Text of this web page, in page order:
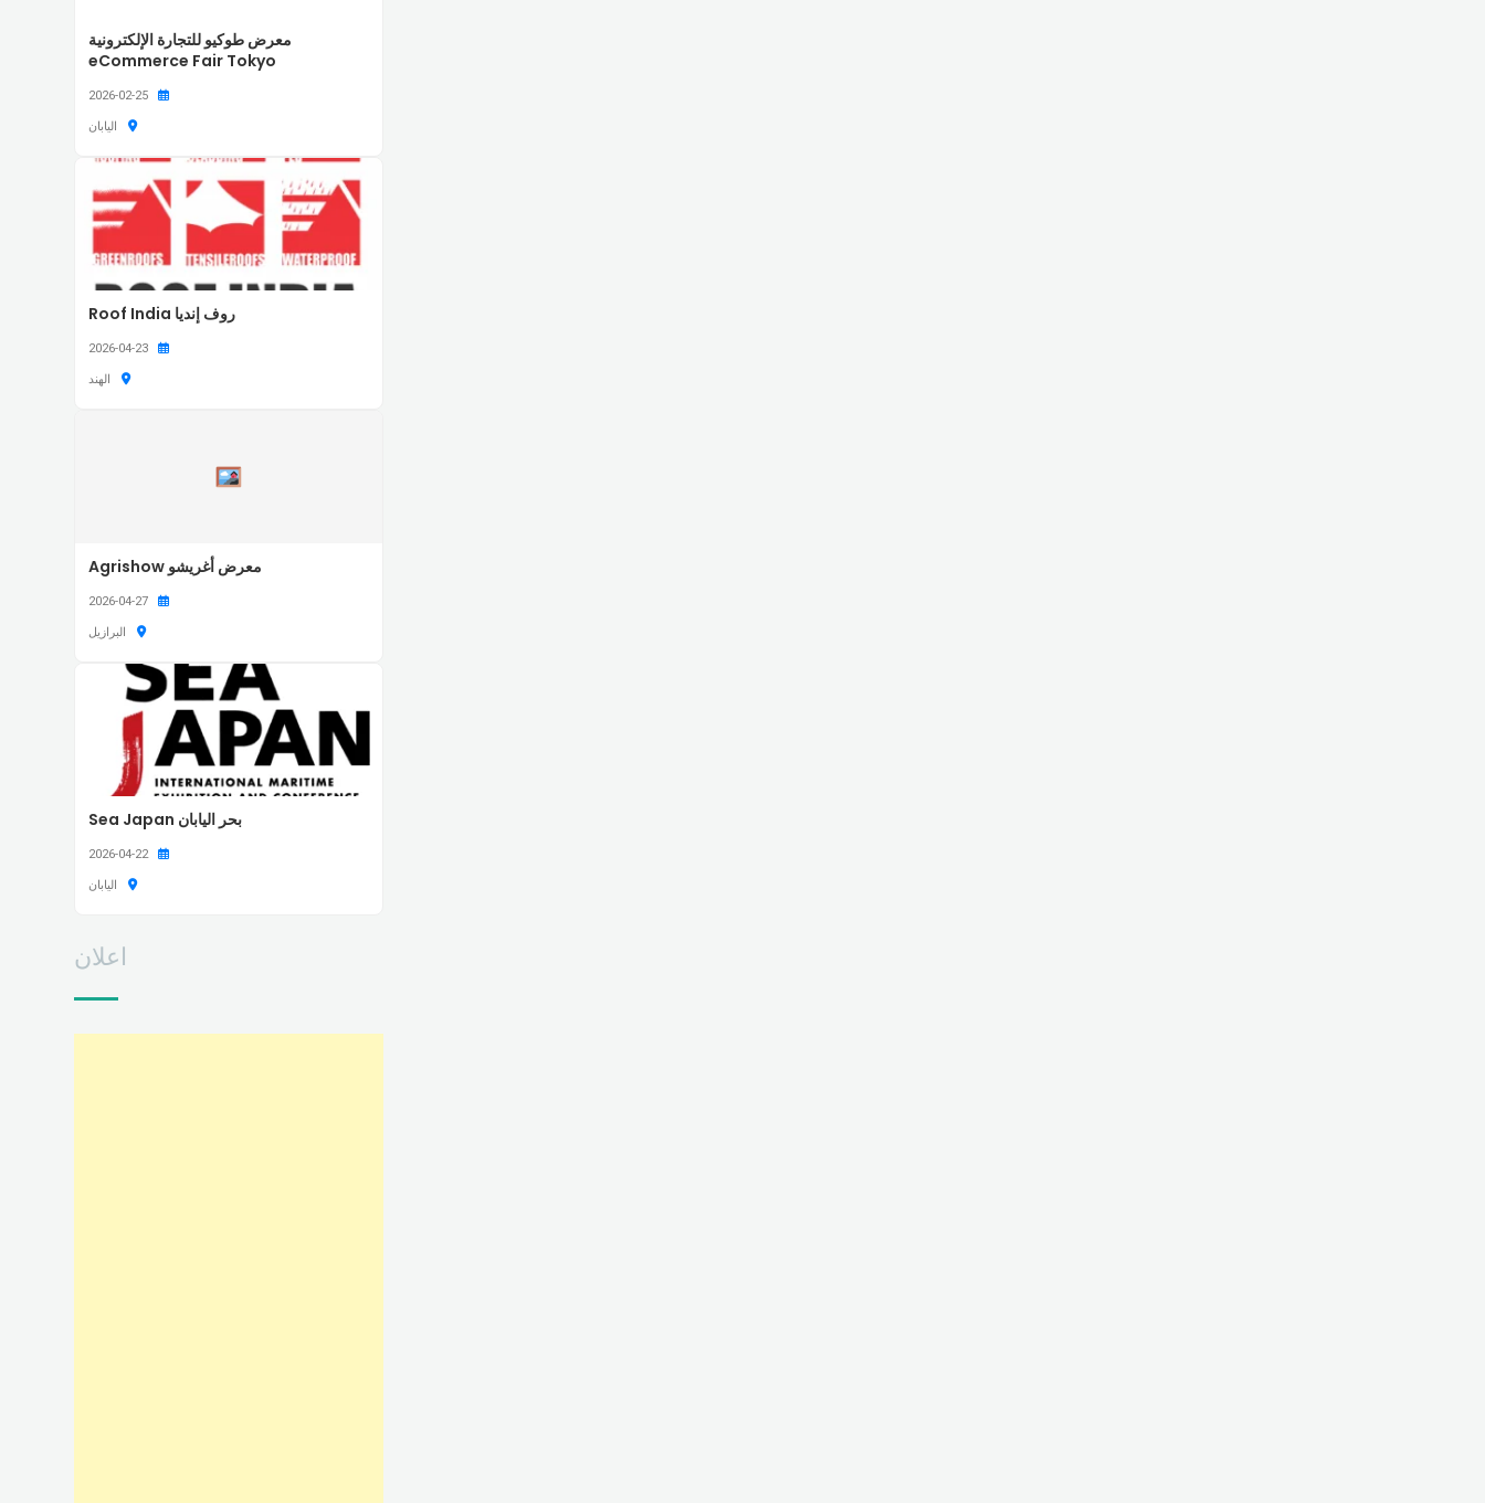
معرض طوكيو للتجارة الإلكترونية
eCommerce Fair Tokyo
اليابان
روف إنديا Roof India
الهند
معرض أغريشو Agrishow
البرازيل
بحر اليابان Sea Japan
2026-04-22
اليابان
اعلان